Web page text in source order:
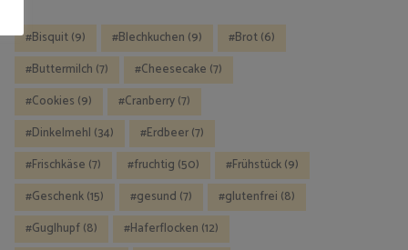
Bisquit(9) Blechkuchen (9) Brot(6)
Buttermilch (7) Cheesecake (7)
Cookies (9) Cranberry(7)
Dinkelmehl (34) Erdbeer(7)
Frischkäse (7) fruchtig (50) Frühstück(9)
Geschenk(15) gesund (7) glutenfrei (8)
Guglhupf(8) Haferflocken (12)